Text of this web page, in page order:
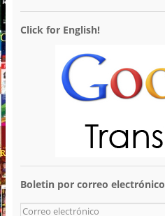
Click for English!
Boletin por correo electrónico